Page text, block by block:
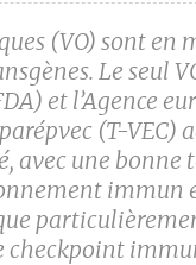
(VO) sont
Le seul
et l’Agence
(T-
avec une bonne